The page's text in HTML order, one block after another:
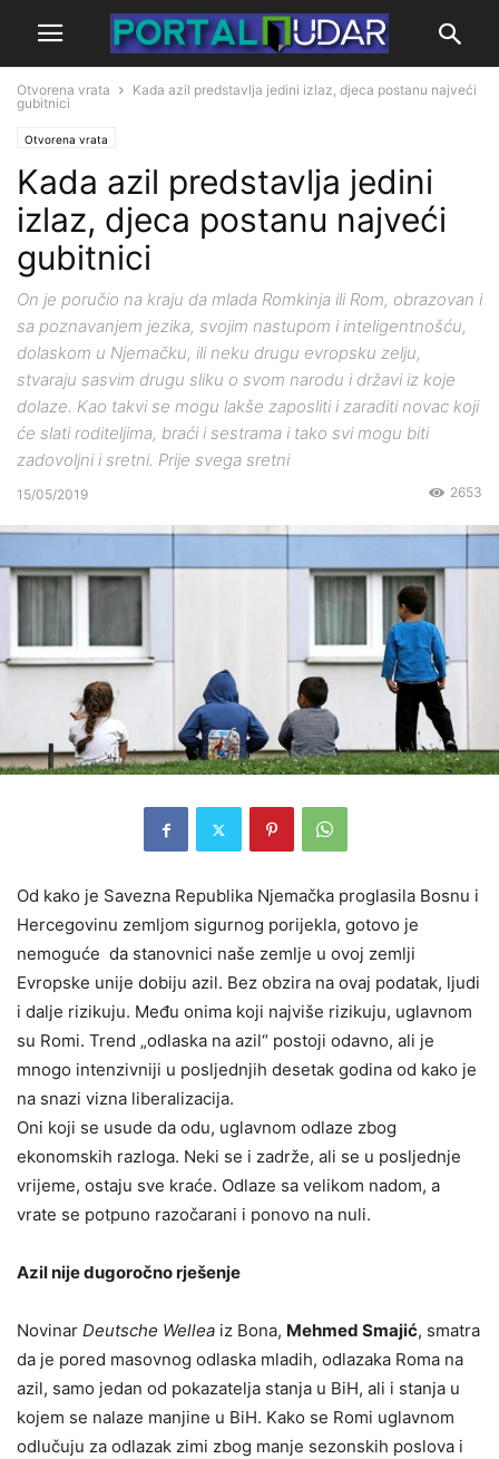
Otvorena vrata
Kada azil predstavlja jedini izlaz, djeca postanu najveći
gubitnici
Otvorena vrata
Kada azil predstavlja jedini
izlaz, djeca postanu najveći
gubitnici
On je poručio na kraju da mlada Romkinja ili Rom, obrazovan i
sa poznavanjem jezika, svojim nastupom i inteligentnošću,
dolaskom u Njemačku, ili neku drugu evropsku zelju,
stvaraju sasvim drugu sliku o svom narodu i državi iz koje
dolaze. Kao takvi se mogu lakše zaposliti i zaraditi novac koji
će slati roditeljima, braći i sestrama i tako svi mogu biti
zadovoljni i sretni. Prije svega sretni
15/05/2019 2653
Od kako je Savezna Republika Njemačka proglasila Bosnu i
Hercegovinu zemljom sigurnog porijekla, gotovo je
nemoguće da stanovnici naše zemlje u ovoj zemlji
Evropske unije dobiju azil. Bez obzira na ovaj podatak, ljudi
i dalje rizikuju. Među onima koji najviše rizikuju, uglavnom
su Romi. Trend „odlaska na azil“ postoji odavno, ali je
mnogo intenzivniji u posljednjih desetak godina od kako je
na snazi vizna liberalizacija.
Oni koji se usude da odu, uglavnom odlaze zbog
ekonomskih razloga. Neki se i zadrže, ali se u posljednje
vrijeme, ostaju sve kraće. Odlaze sa velikom nadom, a
vrate se potpuno razočarani i ponovo na nuli.
Azil nije dugoročno rješenje
Novinar Deutsche Wellea iz Bona, Mehmed Smajić, smatra
da je pored masovnog odlaska mladih, odlazaka Roma na
azil, samo jedan od pokazatelja stanja u BiH, ali i stanja u
kojem se nalaze manjine u BiH. Kako se Romi uglavnom
odlučuju za odlazak zimi zbog manje sezonskih poslova i